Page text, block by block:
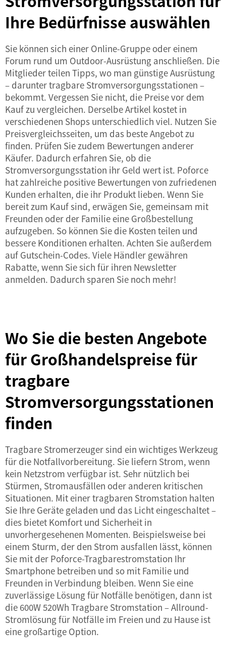
Ihre Bedürfnisse auswählen
Sie können sich einer Online-Gruppe oder einem
Forum rund um Outdoor-Ausrüstung anschließen. Die
Mitglieder teilen Tipps, wo man günstige Ausrüstung
– darunter tragbare Stromversorgungsstationen –
bekommt. Vergessen Sie nicht, die Preise vor dem
Kauf zu vergleichen. Derselbe Artikel kostet in
verschiedenen Shops unterschiedlich viel. Nutzen Sie
Preisvergleichsseiten, um das beste Angebot zu
finden. Prüfen Sie zudem Bewertungen anderer
Käufer. Dadurch erfahren Sie, ob die
Stromversorgungsstation ihr Geld wert ist. Poforce
hat zahlreiche positive Bewertungen von zufriedenen
Kunden erhalten, die ihr Produkt lieben. Wenn Sie
bereit zum Kauf sind, erwägen Sie, gemeinsam mit
Freunden oder der Familie eine Großbestellung
aufzugeben. So können Sie die Kosten teilen und
bessere Konditionen erhalten. Achten Sie außerdem
auf Gutschein-Codes. Viele Händler gewähren
Rabatte, wenn Sie sich für ihren Newsletter
anmelden. Dadurch sparen Sie noch mehr!
Wo Sie die besten Angebote
für Großhandelspreise für
tragbare
Stromversorgungsstationen
finden
Tragbare Stromerzeuger sind ein wichtiges Werkzeug
für die Notfallvorbereitung. Sie liefern Strom, wenn
kein Netzstrom verfügbar ist. Sehr nützlich bei
Stürmen, Stromausfällen oder anderen kritischen
Situationen. Mit einer tragbaren Stromstation halten
Sie Ihre Geräte geladen und das Licht eingeschaltet –
dies bietet Komfort und Sicherheit in
unvorhergesehenen Momenten. Beispielsweise bei
einem Sturm, der den Strom ausfallen lässt, können
Sie mit der Poforce-Tragbarestromstation Ihr
Smartphone betreiben und so mit Familie und
Freunden in Verbindung bleiben. Wenn Sie eine
zuverlässige Lösung für Notfälle benötigen, dann ist
die 600W 520Wh Tragbare Stromstation – Allround-
Stromlösung für Notfälle im Freien und zu Hause ist
eine großartige Option.